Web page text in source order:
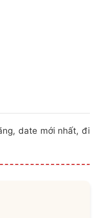
date mới nhất, đi